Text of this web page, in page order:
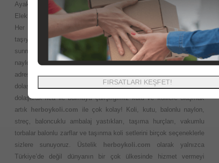
Ayakkabı kutuları, Yedekparça kutuları, özel ofset baskılı kutular,
Elektronik cihaz kutularını en uygun fiyatlara sizlere sunuyoruz.
Her yerde ihtiyaç duyabileceğiniz Ofis veya evinizi
taşıyacaksınız? Çok fazla ürün seçeneği ve en iyi fiyatları sizlere
sunma politikamız ile istediğiniz ebatlardaki kutu koli balonlu
naylon ambalaj ürünlerini aynı gün kargo ile en kısa sürede
adresinize teslim ediyoruz. Taşıma esnasında kapı kapı
dolaşmanıza gerek yok. Önceleri evimizi taşırken bakkal market
dolaşarak rica ile bulmaya çalıştığımız kutu ve kolilere ulaşmak
artık
herboykoli.com ile çok kolay! Koli, kutu, balonlu naylon,
streç, baloncuklu ambalaj yastıkları, taşıma hurçları, vakumlu
torbalar balonlu zarflar ve taşınma koli setlerini birçok seçeneklerle
sizlere sunuyoruz. Üstelik
herboykoli.com olarak yalnızca
Türkiye’de değil dünyanın bir çok ülkesinde hizmet vermeyi
FIRSATLARI KEŞFET!